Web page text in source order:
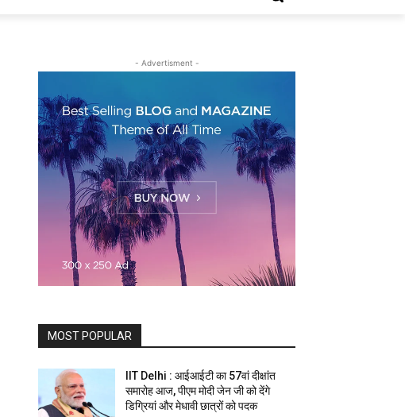
- Advertisment -
MOST POPULAR
IIT Delhi : आईआईटी का 57वां दीक्षांत
समारोह आज, पीएम मोदी जेन जी को देंगे
डिग्रियां और मेधावी छात्रों को पदक